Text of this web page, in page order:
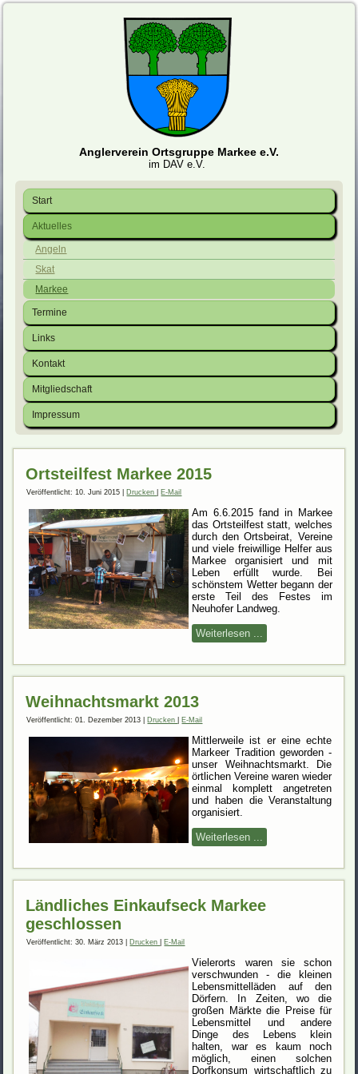
Anglerverein Ortsgruppe Markee e.V.
im DAV e.V.
Start
Aktuelles
Angeln
Skat
Markee
Termine
Links
Kontakt
Mitgliedschaft
Impressum
Ortsteilfest Markee 2015
Veröffentlicht: 10. Juni 2015 Drucken E-Mail
Am 6.6.2015 fand in Markee
das Ortsteilfest statt, welches
durch den Ortsbeirat, Vereine
und viele freiwillige Helfer aus
Markee organisiert und mit
Leben erfüllt wurde. Bei
schönstem Wetter begann der
erste Teil des Festes im
Neuhofer Landweg.
Weiterlesen ...
Weihnachtsmarkt 2013
Veröffentlicht: 01. Dezember 2013 Drucken E-Mail
Mittlerweile ist er eine echte
Markeer Tradition geworden -
unser Weihnachtsmarkt. Die
örtlichen Vereine waren wieder
einmal komplett angetreten
und haben die Veranstaltung
organisiert.
Weiterlesen ...
Ländliches Einkaufseck Markee
geschlossen
Veröffentlicht: 30. März 2013 Drucken E-Mail
Vielerorts waren sie schon
verschwunden - die kleinen
Lebensmittelläden auf den
Dörfern. In Zeiten, wo die
großen Märkte die Preise für
Lebensmittel und andere
Dinge des Lebens klein
halten, war es kaum noch
möglich, einen solchen
Dorfkonsum wirtschaftlich zu